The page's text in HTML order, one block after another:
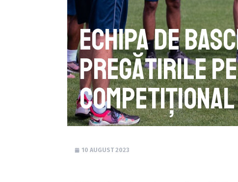
Echipa de
pregătirile
competițional
10 AUGUST 2023